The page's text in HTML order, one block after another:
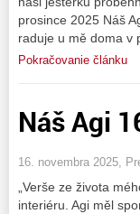
prosince 2025 Náš
raduje u mě doma v
Pokračovanie článku
Náš Agi
16. novembra 2025,
„Verše ze života
interiéru. Agi měl